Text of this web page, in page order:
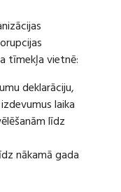
tīmekļa vietnē:
deklarāciju,
laika
līdz
nākamā gada